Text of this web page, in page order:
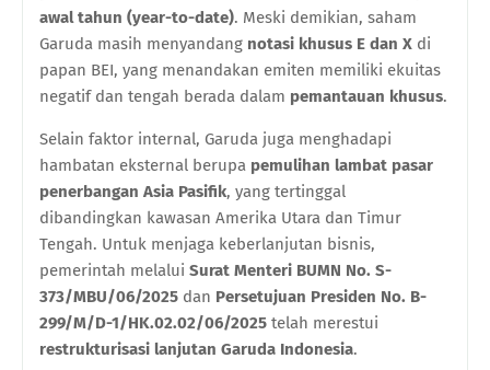
awal tahun (year-to-date). Meski demikian, saham
Garuda masih menyandang notasi khusus E dan X di
papan BEI, yang menandakan emiten memiliki ekuitas
negatif dan tengah berada dalam pemantauan khusus.
Selain faktor internal, Garuda juga menghadapi
hambatan eksternal berupa pemulihan lambat pasar
penerbangan Asia Pasifik, yang tertinggal
dibandingkan kawasan Amerika Utara dan Timur
Tengah. Untuk menjaga keberlanjutan bisnis,
pemerintah melalui Surat Menteri BUMN No. S-
373/MBU/06/2025 dan Persetujuan Presiden No. B-
299/M/D-1/HK.02.02/06/2025 telah merestui
restrukturisasi lanjutan Garuda Indonesia.